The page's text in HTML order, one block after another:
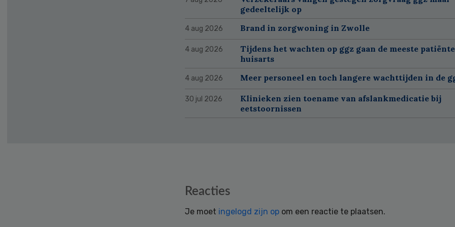
gedeeltelijk op
4 aug 2026 Brand in zorgwoning in Zwolle
4 aug 2026
Tijdens het wachten op ggz gaan de meeste
huisarts
4 aug 2026 Meer personeel en toch langere wachttijden in de
30 jul 2026
Klinieken zien toename van afslankmedicatie bij
eetstoornissen
Reacties
Je moet ingelogd zijn op om een reactie te plaatsen.